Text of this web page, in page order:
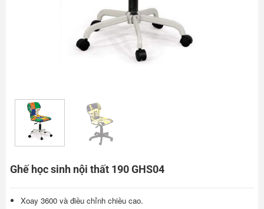
Ghế học sinh nội thất 190 GHS04
Xoay 3600 và điều chỉnh chiều cao.